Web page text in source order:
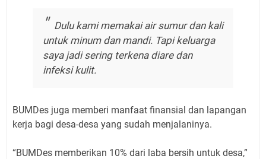
Dulu kami memakai air sumur dan kali
untuk minum dan mandi. Tapi keluarga
saya jadi sering terkena diare dan
infeksi kulit.
BUMDes juga memberi manfaat finansial dan lapangan
kerja bagi desa-desa yang sudah menjalaninya.
“BUMDes memberikan 10% dari laba bersih untuk desa,”